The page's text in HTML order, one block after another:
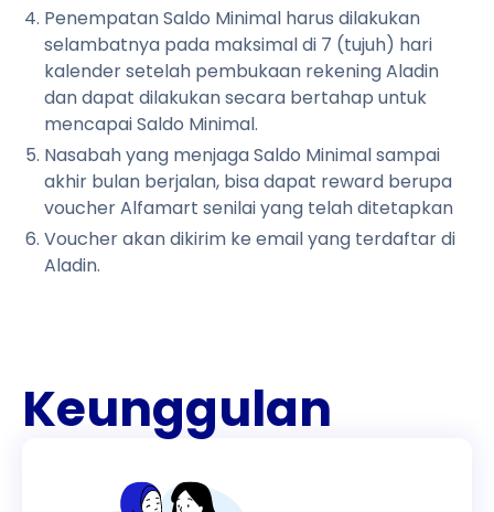
Penempatan Saldo Minimal harus dilakukan
selambatnya pada maksimal di 7 (tujuh) hari
kalender setelah pembukaan rekening Aladin
dan dapat dilakukan secara bertahap untuk
mencapai Saldo Minimal.
Nasabah yang menjaga Saldo Minimal sampai
akhir bulan berjalan, bisa dapat reward berupa
voucher Alfamart senilai yang telah ditetapkan
Voucher akan dikirim ke email yang terdaftar di
Aladin.
Keunggulan